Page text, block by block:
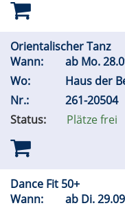
Orientalischer Tanz
Wann:
ab Mo.
Wo:
Haus der
Nr.:
261-20504
Status:
Plätze frei
Dance Fit 50+
Wann:
ab Di.